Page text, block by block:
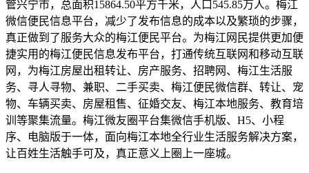
管兴宁市，总面积15864.50平方千米，人口545.85万人。梅江
微信便民信息平台，减少了发布信息的成本以及繁琐的步骤，
真正做到了服务大众的梅江便民平台。为梅江网民提供更加便
捷实用的梅江便民信息发布平台，打通传统互联网和移动互联
网，为梅江房屋出租转让、房产服务、招聘网、梅江生活服
务、寻人寻物、兼职、二手买卖、梅江便民微信群、转让、宠
物、车辆买卖、房屋租售、征婚交友、梅江本地服务、教育培
训等聚集流量。梅江微友圈平台集微信手机版、H5、小程
序、电脑版于一体，面向梅江本地全行业生活服务解决方案，
让百姓生活触手可及，真正意义上圈上一座城。